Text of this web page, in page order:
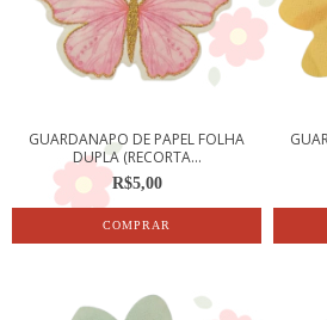
GUARDANAPO DE PAPEL FOLHA
DUPLA (RECORTA...
R$5,00